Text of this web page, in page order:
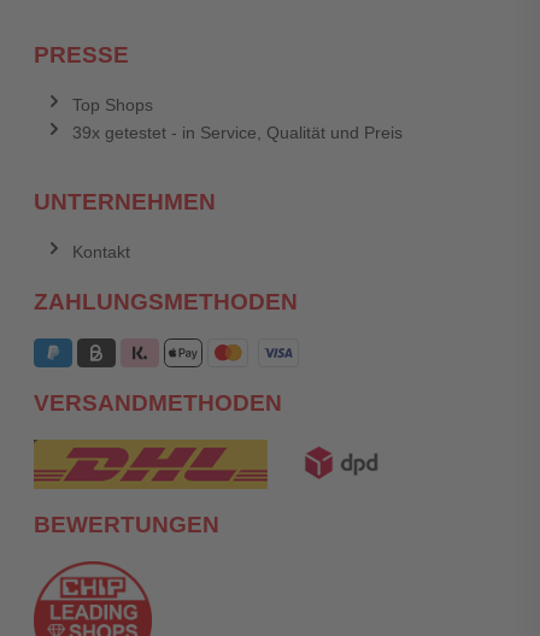
PRESSE
Top Shops
39x getestet - in Service, Qualität und Preis
UNTERNEHMEN
Kontakt
ZAHLUNGSMETHODEN
VERSANDMETHODEN
BEWERTUNGEN